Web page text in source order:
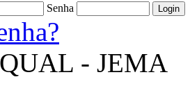
Senha
- JEMA